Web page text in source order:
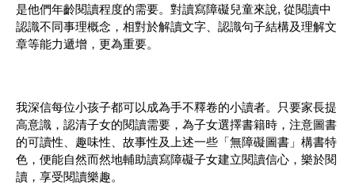
是他們年齡閱讀程度的需要。對讀寫障礙兒童來說, 從閱讀中
認識不同事理概念，相對於解讀文字、認識句子結構及理解文
章等能力遞增，更為重要。
我深信每位小孩子都可以成為手不釋卷的小讀者。只要家長提
高意識，認清子女的閱讀需要，為子女選擇書籍時，注意圖書
的可讀性、趣味性、故事性及上述一些「無障礙圖書」構書特
色，便能自然而然地輔助讀寫障礙子女建立閱讀信心，樂於閱
讀，享受閱讀樂趣。